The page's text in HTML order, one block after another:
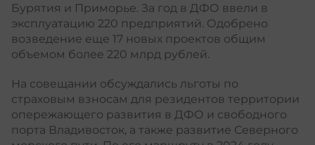
Бурятия и Приморье. За год в ДФО ввели в
эксплуатацию 220 предприятий. Одобрено
возведение еще 17 новых проектов общим
объемом более 220 млрд рублей.
На совещании обсуждались льготы по
страховым взносам для резидентов территории
опережающего развития в ДФО и свободного
порта Владивосток, а также развитие Северного